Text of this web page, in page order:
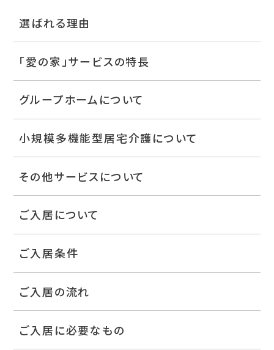
選ばれる理由
「愛の家」サービスの特長
グループホームについて
小規模多機能型居宅介護について
その他サービスについて
ご入居について
ご入居条件
ご入居の流れ
ご入居に必要なもの